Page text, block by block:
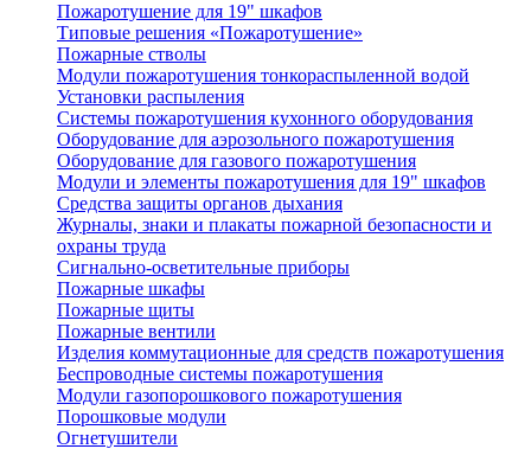
Пожаротушение для 19" шкафов
Типовые решения «Пожаротушение»
Пожарные стволы
Модули пожаротушения тонкораспыленной водой
Установки распыления
Системы пожаротушения кухонного оборудования
Оборудование для аэрозольного пожаротушения
Оборудование для газового пожаротушения
Модули и элементы пожаротушения для 19" шкафов
Средства защиты органов дыхания
Журналы, знаки и плакаты пожарной безопасности и
охраны труда
Сигнально-осветительные приборы
Пожарные шкафы
Пожарные щиты
Пожарные вентили
Изделия коммутационные для средств пожаротушения
Беспроводные системы пожаротушения
Модули газопорошкового пожаротушения
Порошковые модули
Огнетушители